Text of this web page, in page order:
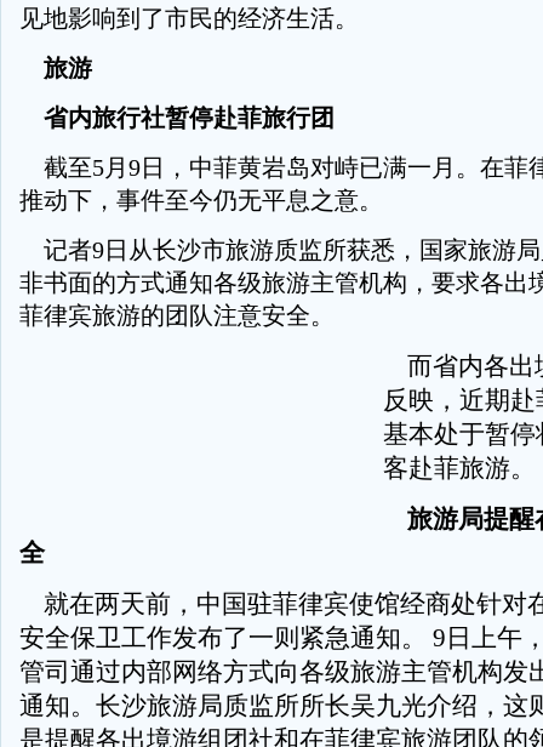
见地影响到了市民的经济生活。
旅游
省内旅行社暂停赴菲旅行团
截至5月9日，中菲黄岩岛对峙已满一月。在菲
推动下，事件至今仍无平息之意。
记者9日从长沙市旅游质监所获悉，国家旅游
非书面的方式通知各级旅游主管机构，要求各出
菲律宾旅游的团队注意安全。
而省内各出
反映，近期
基本处于暂
客赴菲旅游。
旅游局提醒
全
就在两天前，中国驻菲律宾使馆经商处针对
安全保卫工作发布了一则紧急通知。 9日上午
管司通过内部网络方式向各级旅游主管机构发
通知。长沙旅游局质监所所长吴九光介绍，这
是提醒各出境游组团社和在菲律宾旅游团队的